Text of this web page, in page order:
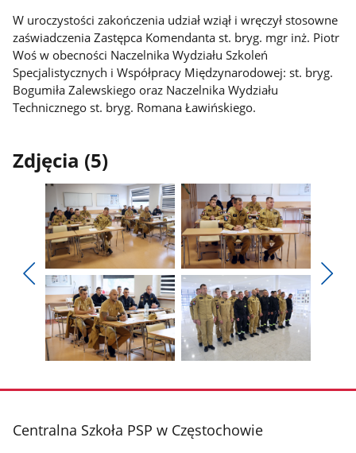
W uroczystości zakończenia udział wziął i wręczył stosowne
zaświadczenia Zastępca Komendanta st. bryg. mgr inż. Piotr
Woś w obecności Naczelnika Wydziału Szkoleń
Specjalistycznych i Współpracy Międzynarodowej: st. bryg.
Bogumiła Zalewskiego oraz Naczelnika Wydziału
Technicznego st. bryg. Romana Ławińskiego.
Zdjęcia (5)
Pokaż
poprzednie
zdjęcia
Pokaż
zdjęcie
1
z
galerii.
Pokaż
zdjęcie
2
galerii.
zdjęcie
galerii.
zdjęcie
galerii.
stopka
Centralna Szkoła PSP w Częstochowie